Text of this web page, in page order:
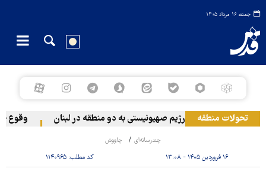
جمعه ۱۶ مرداد ۱۴۰۵
تحولات منطقهحمله رژیم صهیونیستی به دو منطقه در لبنان وقوع
چندرسانه‌ای چاووش
۱۶ فروردین ۱۴۰۵ - ۱۳:۰۸ کد مطلب:۱۱۴۰۹۶۵